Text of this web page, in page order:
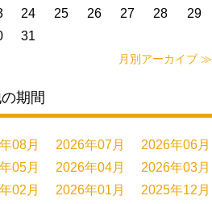
24 25 26 27 28
29
31
月別アーカイブ ≫
期間
08月 2026年07月
2026年06月
05月
2026年04月
2026年03月
02月
2026年01月
2025年12月